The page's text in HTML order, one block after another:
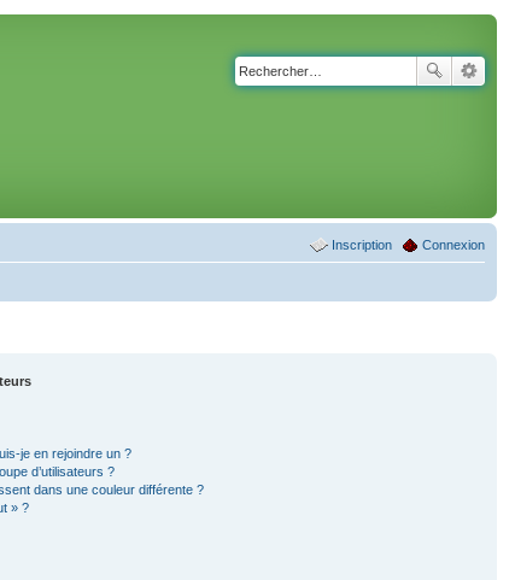
Connexion
Inscription
je en rejoindre un ?
d’utilisateurs ?
dans une couleur différente ?
» ?